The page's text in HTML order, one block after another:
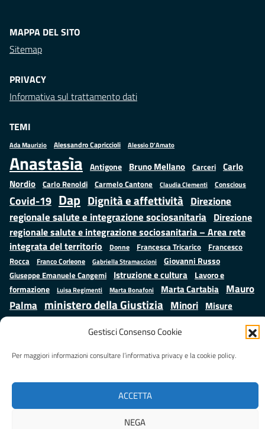
Gestisci Consenso Cookie
Per maggiori informazioni consultare l’informativa privacy e la cookie policy.
ACCETTA
NEGA
MAPPA DEL SITO
Sitemap
PRIVACY
Informativa sul trattamento dati
TEMI
Ada Maurizio Alessandro Capriccioli Alessio D'Amato
Anastasìa Antigone Bruno Mellano Carceri
Carlo
Nordio Carlo Renoldi Carmelo Cantone Claudia Clementi Conscious
Covid-19 Dap Dignità e affettività Direzione
regionale salute e integrazione sociosanitaria Direzione
regionale salute e integrazione sociosanitaria – Area rete
integrata del territorio
Donne Francesca Tricarico
Francesco
Rocca
Franco Corleone Gabriella Stramaccioni Giovanni Russo
Giuseppe Emanuele Cangemi Istruzione e cultura
Lavoro e
formazione
Luisa Regimenti Marta Bonafoni Marta Cartabia Mauro
Palma ministero della Giustizia Minori Misure
alternative alla detenzione
Roberto Monteforte Salute Samuele Ciambriello
Sarah Grieco Sergio Mattarella Situazione in numeri